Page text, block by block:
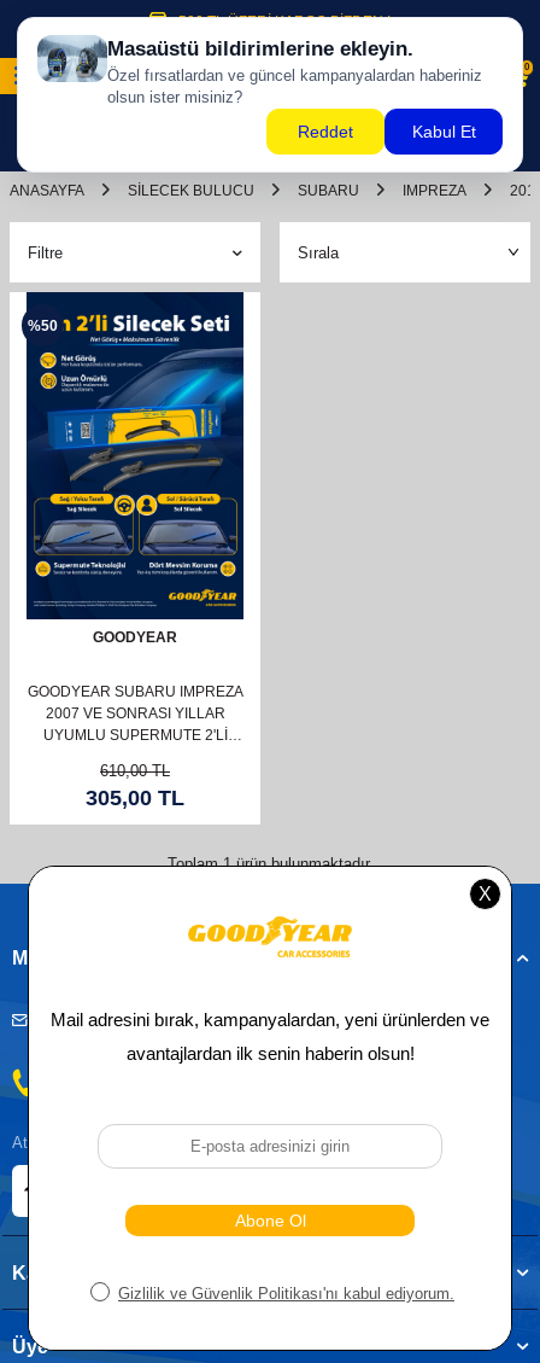
500 TL ÜZERİ KARGO BİZDEN !
0
ANASAYFA SILECEK BULUCU SUBARU IMPREZA
Filtre
%50
GOODYEAR
GOODYEAR SUBARU IMPREZA
2007 VE SONRASI YILLAR
UYUMLU SUPERMUTE 2'LI
610,00TL
305,00 TL
Toplam1ürün bulunmaktadır.
Müşteri Hizmetleri
musteridestek@goodyearotoaksesuar.com.tr
Atatürk, Kıraç Mevkii, Orhan Veli Cd. D:No:19, 34522 Esenyurt/İstanbul
Kategoriler
Üye